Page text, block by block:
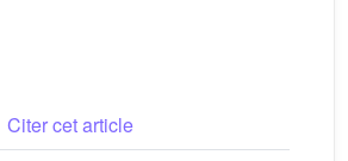
Citer cet article